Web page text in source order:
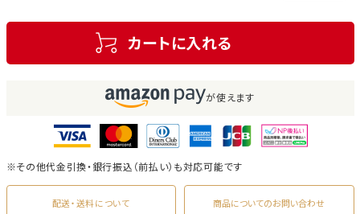
カートに入れる
が使えます
※その他代金引換・銀行振込（前払い）も対応可能です
配送・送料について 商品についてのお問い合わせ